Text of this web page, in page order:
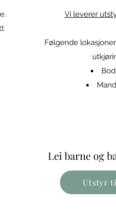
Vi leverer
Følgende
Lei barne og
Utstyr